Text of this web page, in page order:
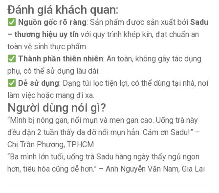
Đánh giá khách quan:
Nguồn gốc rõ ràng: Sản phẩm được sản xuất bởiSadu
– thương hiệu uy tín với quy trình khép kín, đạt chuẩn an
toàn vệ sinh thực phẩm.
Thành phần thiên nhiên: An toàn, không gây tác dụng
phụ, có thể sử dụng lâu dài.
Dễ sử dụng: Dạng túi lọc tiện lợi, có thể dùng tại nhà, nơi
làm việc hoặc mang đi xa.
Người dùng nói gì?
“Mình bị nóng gan, nổi mụn và men gan cao. Uống trà này
đều đặn 2 tuần thấy da đỡ nổi mụn hẳn. Cảm ơn Sadu!” –
Chị Trần Phương, TP.HCM
“Ba mình lớn tuổi, uống trà Sadu hàng ngày thấy ngủ ngon
hơn, tiêu hóa cũng dễ hơn.” – Anh Nguyễn Văn Nam, Gia Lai